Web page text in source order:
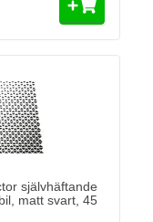
självhäftande
matt svart, 45